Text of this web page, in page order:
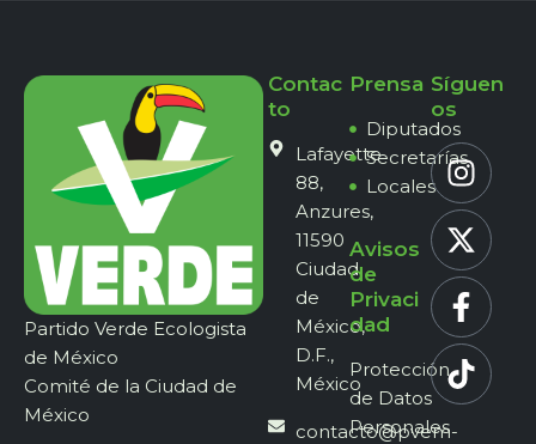
Partido Verde Ecologista
de México
Comité de la Ciudad de
México
Contac
to
Lafayette
88,
Anzures,
11590
Ciudad
de
México,
D.F.,
México
contacto@pvem-
Prensa
Diputados
Secretarías
Locales
Avisos
de
Privaci
dad
Protección
de Datos
Personales
Síguen
os